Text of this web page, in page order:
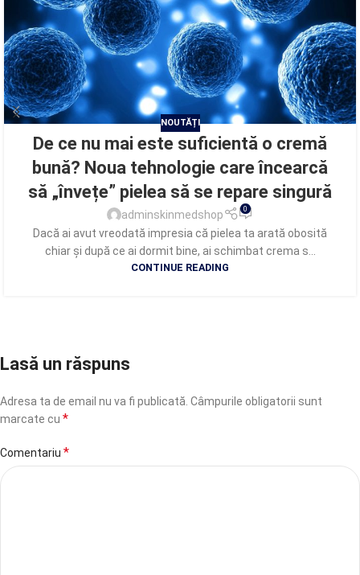
NOUTĂȚI
De ce nu mai este suficientă o cremă
bună? Noua tehnologie care încearcă
să „învețe” pielea să se repare singură
adminskinmedshop 0
Dacă ai avut vreodată impresia că pielea ta arată obosită
chiar și după ce ai dormit bine, ai schimbat crema s...
CONTINUE READING
Lasă un răspuns
Adresa ta de email nu va fi publicată. Câmpurile obligatorii sunt
marcate cu *
Comentariu *